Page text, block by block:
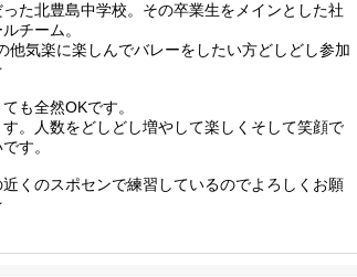
た北豊島中学校。その卒業生をメインとした社
チーム。
他気楽に楽しんでバレーをしたい方どしどし参加
も全然OKです。
。人数をどしどし増やして楽しくそして笑顔で
す。
くのスポセンで練習しているのでよろしくお願